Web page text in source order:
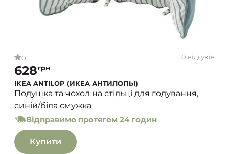
0 0 відгуків
628грн
IKEA ANTILOP (ИКЕА АНТИЛОПЫ)
Подушка та чохол на стільці для годування,
синій/біла смужка
Відправимо протягом 24 годин
Купити